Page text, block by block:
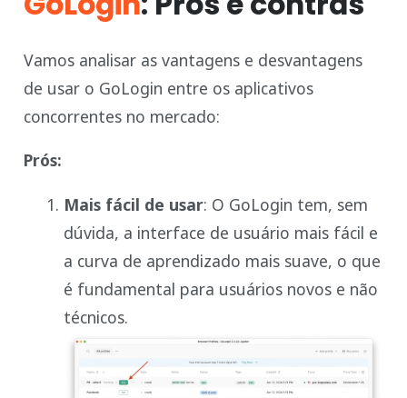
Vamos analisar as vantagens e desvantagens
de usar o GoLogin entre os aplicativos
concorrentes no mercado:
Prós:
Mais fácil de usar: O GoLogin tem, sem
dúvida, a interface de usuário mais fácil e
a curva de aprendizado mais suave, o que
é fundamental para usuários novos e não
técnicos.